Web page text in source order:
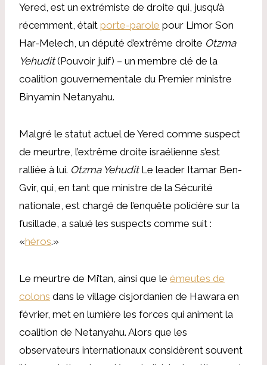
Yered, est un extrémiste de droite qui, jusqu’à
récemment, était porte-parole pour Limor Son
Har-Melech, un député d’extrême droite Otzma
Yehudit(Pouvoir juif) – un membre clé de la
coalition gouvernementale du Premier ministre
Binyamin Netanyahu.
Malgré le statut actuel de Yered comme suspect
de meurtre, l’extrême droite israélienne s’est
ralliée à lui. Otzma YehuditLe leader Itamar Ben-
Gvir, qui, en tant que ministre de la Sécurité
nationale, est chargé de l’enquête policière sur la
fusillade, a salué les suspects comme suit :
«héros.»
Le meurtre de Mi’tan, ainsi que le émeutes de
colons dans le village cisjordanien de Hawara en
février, met en lumière les forces qui animent la
coalition de Netanyahu. Alors que les
observateurs internationaux considèrent souvent